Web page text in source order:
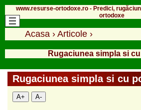
www.resurse-ortodoxe.ro - Predici,
ortodoxe
Acasa › Articole ›
Rugaciunea simpla si
Rugaciunea simpla si cu
A+ A-